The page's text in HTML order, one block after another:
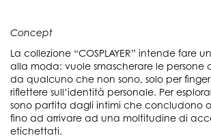
Concept
La collezione “COSPLAYER” intende fare
alla moda: vuole smascherare le persone
da qualcuno che non sono, solo per
riflettere sull’identità personale. Per
sono partita dagli intimi che concludono
fino ad arrivare ad una moltitudine di
etichettati.